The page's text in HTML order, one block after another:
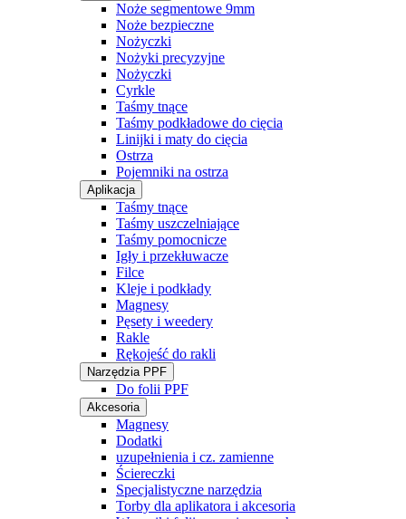
Noże segmentowe 9mm
Noże bezpieczne
Nożyczki
Nożyki precyzyjne
Nożyczki
Cyrkle
Taśmy tnące
Taśmy podkładowe do cięcia
Linijki i maty do cięcia
Ostrza
Pojemniki na ostrza
Aplikacja
Taśmy tnące
Taśmy uszczelniające
Taśmy pomocnicze
Igły i przekłuwacze
Filce
Kleje i podkłady
Magnesy
Pęsety i weedery
Rakle
Rękojeść do rakli
Narzędzia PPF
Do folii PPF
Akcesoria
Magnesy
Dodatki
uzupełnienia i cz. zamienne
Ściereczki
Specjalistyczne narzędzia
Torby dla aplikatora i akcesoria